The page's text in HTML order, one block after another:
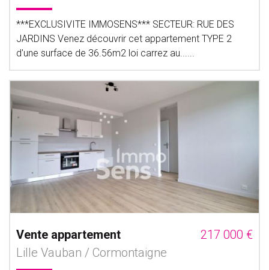
***EXCLUSIVITE IMMOSENS*** SECTEUR: RUE DES
JARDINS Venez découvrir cet appartement TYPE 2
d'une surface de 36.56m2 loi carrez au......
Vente appartement
217 000 €
Lille Vauban / Cormontaigne